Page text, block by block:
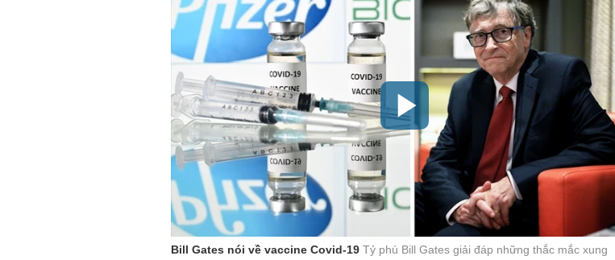
Bill Gates nói về vaccine Covid-19 Tỷ phú Bill Gates giải đáp những thắc mắc xung